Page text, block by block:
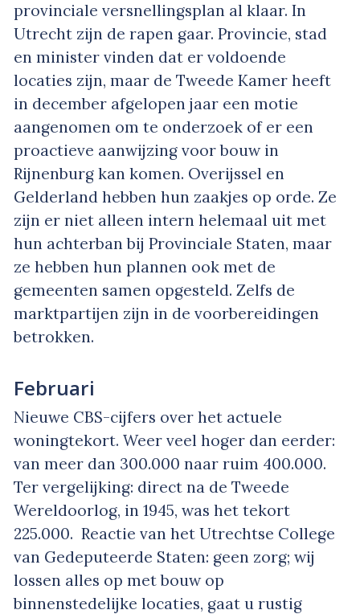
provinciale versnellingsplan al klaar. In
Utrecht zijn de rapen gaar. Provincie, stad
en minister vinden dat er voldoende
locaties zijn, maar de Tweede Kamer heeft
in december afgelopen jaar een motie
aangenomen om te onderzoek of er een
proactieve aanwijzing voor bouw in
Rijnenburg kan komen. Overijssel en
Gelderland hebben hun zaakjes op orde. Ze
zijn er niet alleen intern helemaal uit met
hun achterban bij Provinciale Staten, maar
ze hebben hun plannen ook met de
gemeenten samen opgesteld. Zelfs de
marktpartijen zijn in de voorbereidingen
betrokken.
Februari
Nieuwe CBS-cijfers over het actuele
woningtekort. Weer veel hoger dan eerder:
van meer dan 300.000 naar ruim 400.000.
Ter vergelijking: direct na de Tweede
Wereldoorlog, in 1945, was het tekort
225.000. Reactie van het Utrechtse College
van Gedeputeerde Staten: geen zorg; wij
lossen alles op met bouw op
binnenstedelijke locaties, gaat u rustig